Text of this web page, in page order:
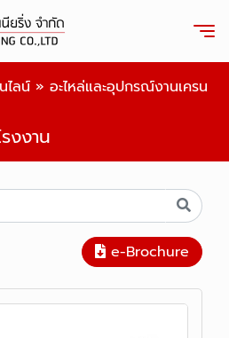
ไลน์ » อะไหล่และอุปกรณ์งานเครน
งงาน
e-Brochure